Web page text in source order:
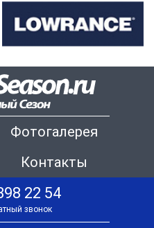
Фотогалерея
Контакты
22 54
звонок